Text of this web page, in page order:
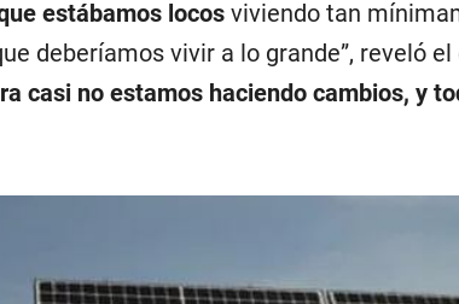
estábamos locos viviendo tan
deberíamos vivir a lo grande”, reveló
casi no estamos haciendo cambios, y